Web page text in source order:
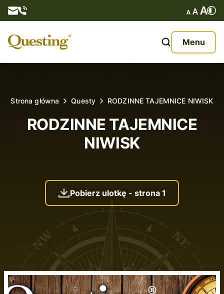
Menu
O nas
Aktualności
Kontakt
Strona główna Questy RODZINNE TAJEMNICE NIWISK
RODZINNE TAJEMNICE
NIWISK
Pobierz ulotkę - strona 1